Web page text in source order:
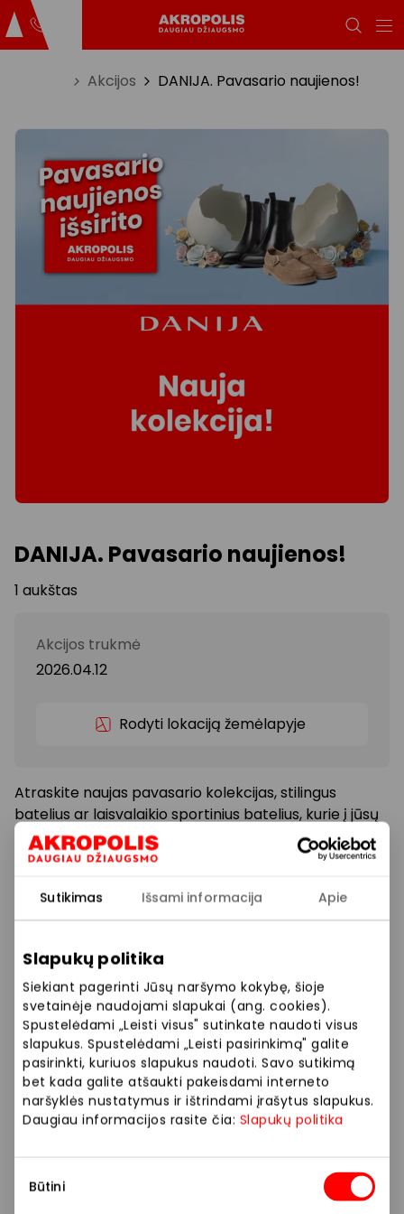
Sutikimas Išsami informacija Apie
Slapukų politika
Siekiant pagerinti Jūsų naršymo kokybę, šioje
svetainėje naudojami slapukai (ang. cookies).
Spustelėdami „Leisti visus" sutinkate naudoti visus
slapukus. Spustelėdami „Leisti pasirinkimą" galite
pasirinkti, kuriuos slapukus naudoti. Savo sutikimą
bet kada galite atšaukti pakeisdami interneto
naršyklės nustatymus ir ištrindami įrašytus slapukus.
Daugiau informacijos rasite čia: Slapukų politika
pasirinkimas
Būtini
Akcijos DANIJA. Pavasario naujienos!
DANIJA. Pavasario naujienos!
1 aukštas
Akcijos trukmė
2026.04.12
Rodyti lokaciją žemėlapyje
Atraskite naujas pavasario kolekcijas, stilingus
batelius ar laisvalaikio sportinius batelius, kurie į jūsų
kasdienybę įneš daugiau patogumo ir stiliaus.
Prekybos ir pramogų centre „AKROPOLIS“
veikiančios parduotuvės ir paslaugų teikėjai
dydžius bei kitas aktualias sąlygas.
Stengiamės kuo tiksliau pateikti aktualią
informaciją, tačiau, jei kyla neatitikimų tarp mūsų
tinklalapyje pateiktos informacijos ir faktinės
informacijos parduotuvėje ar paslaugų teikimo
vietoje, visada vadovaukitės tuo, kas nurodyta
konkrečioje parduotuvėje ar paslaugų teikimo
vietoje.
Visais klausimais, susijusiais su konkrečiomis
nuolaidomis bei vykstančiomis akcijomis,